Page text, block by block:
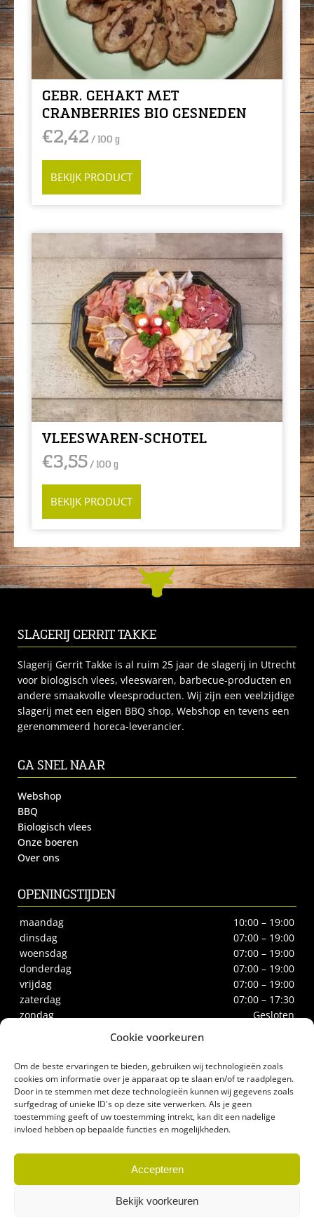
Cookie voorkeuren
Om de beste ervaringen te bieden, gebruiken wij technologieën zoals
cookies om informatie over je apparaat op te slaan en/of te raadplegen.
Door in te stemmen met deze technologieën kunnen wij gegevens zoals
surfgedrag of unieke ID's op deze site verwerken. Als je geen
toestemming geeft of uw toestemming intrekt, kan dit een nadelige
invloed hebben op bepaalde functies en mogelijkheden.
Accepteren
Bekijk voorkeuren
GEBR. GEHAKT MET
CRANBERRIES BIO GESNEDEN
€2,42 / 100 g
BEKIJK PRODUCT
VLEESWAREN-SCHOTEL
€3,55/ 100 g
BEKIJK PRODUCT
SLAGERIJ GERRIT TAKKE
Slagerij Gerrit Takke is al ruim 25 jaar de slagerij in Utrecht
voor biologisch vlees, vleeswaren, barbecue-producten en
andere smaakvolle vleesproducten. Wij zijn een veelzijdige
slagerij met een eigen BBQ shop, Webshop en tevens een
gerenommeerd horeca-leverancier.
GA SNEL NAAR
Webshop
BBQ
Biologisch vlees
Onze boeren
Over ons
OPENINGSTIJDEN
maandag
10:00 – 19:00
dinsdag
07:00 – 19:00
woensdag
07:00 – 19:00
donderdag
07:00 – 19:00
vrijdag
07:00 – 19:00
zaterdag
07:00 – 17:30
zondag
Gesloten
Biltstraat 66
3572BE Utrecht
Tel.030-2732186
biologischeslagerij@gerrittakke.nl